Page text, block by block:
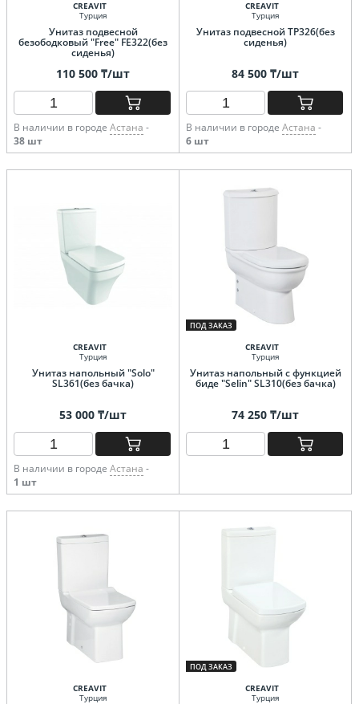
CREAVIT
Турция
Унитаз подвесной
безободковый "Free" FE322(без
сиденья)
110 500 ₸/шт
В наличии в городе Астана -
38 шт
CREAVIT
Турция
Унитаз подвесной TP326(без
сиденья)
84 500 ₸/шт
В наличии в городе Астана -
6 шт
CREAVIT
Турция
Унитаз напольный "Solo"
SL361(без бачка)
53 000 ₸/шт
В наличии в городе Астана -
1 шт
ПОД ЗАКАЗ
CREAVIT
Турция
Унитаз напольный с функцией
биде "Selin" SL310(без бачка)
74 250 ₸/шт
CREAVIT
Турция
ПОД ЗАКАЗ
CREAVIT
Турция